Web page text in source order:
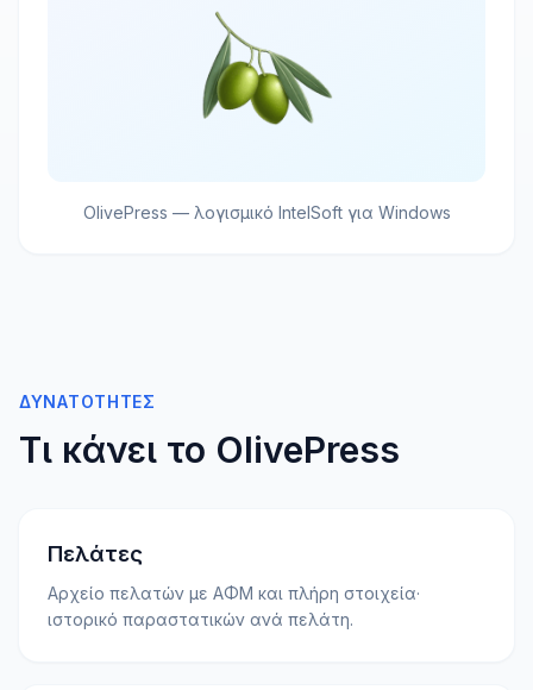
OlivePress — λογισμικό IntelSoft για Windows
ΔΥΝΑΤΌΤΗΤΕΣ
Τι κάνει το OlivePress
Πελάτες
Αρχείο πελατών με ΑΦΜ και πλήρη στοιχεία·
ιστορικό παραστατικών ανά πελάτη.